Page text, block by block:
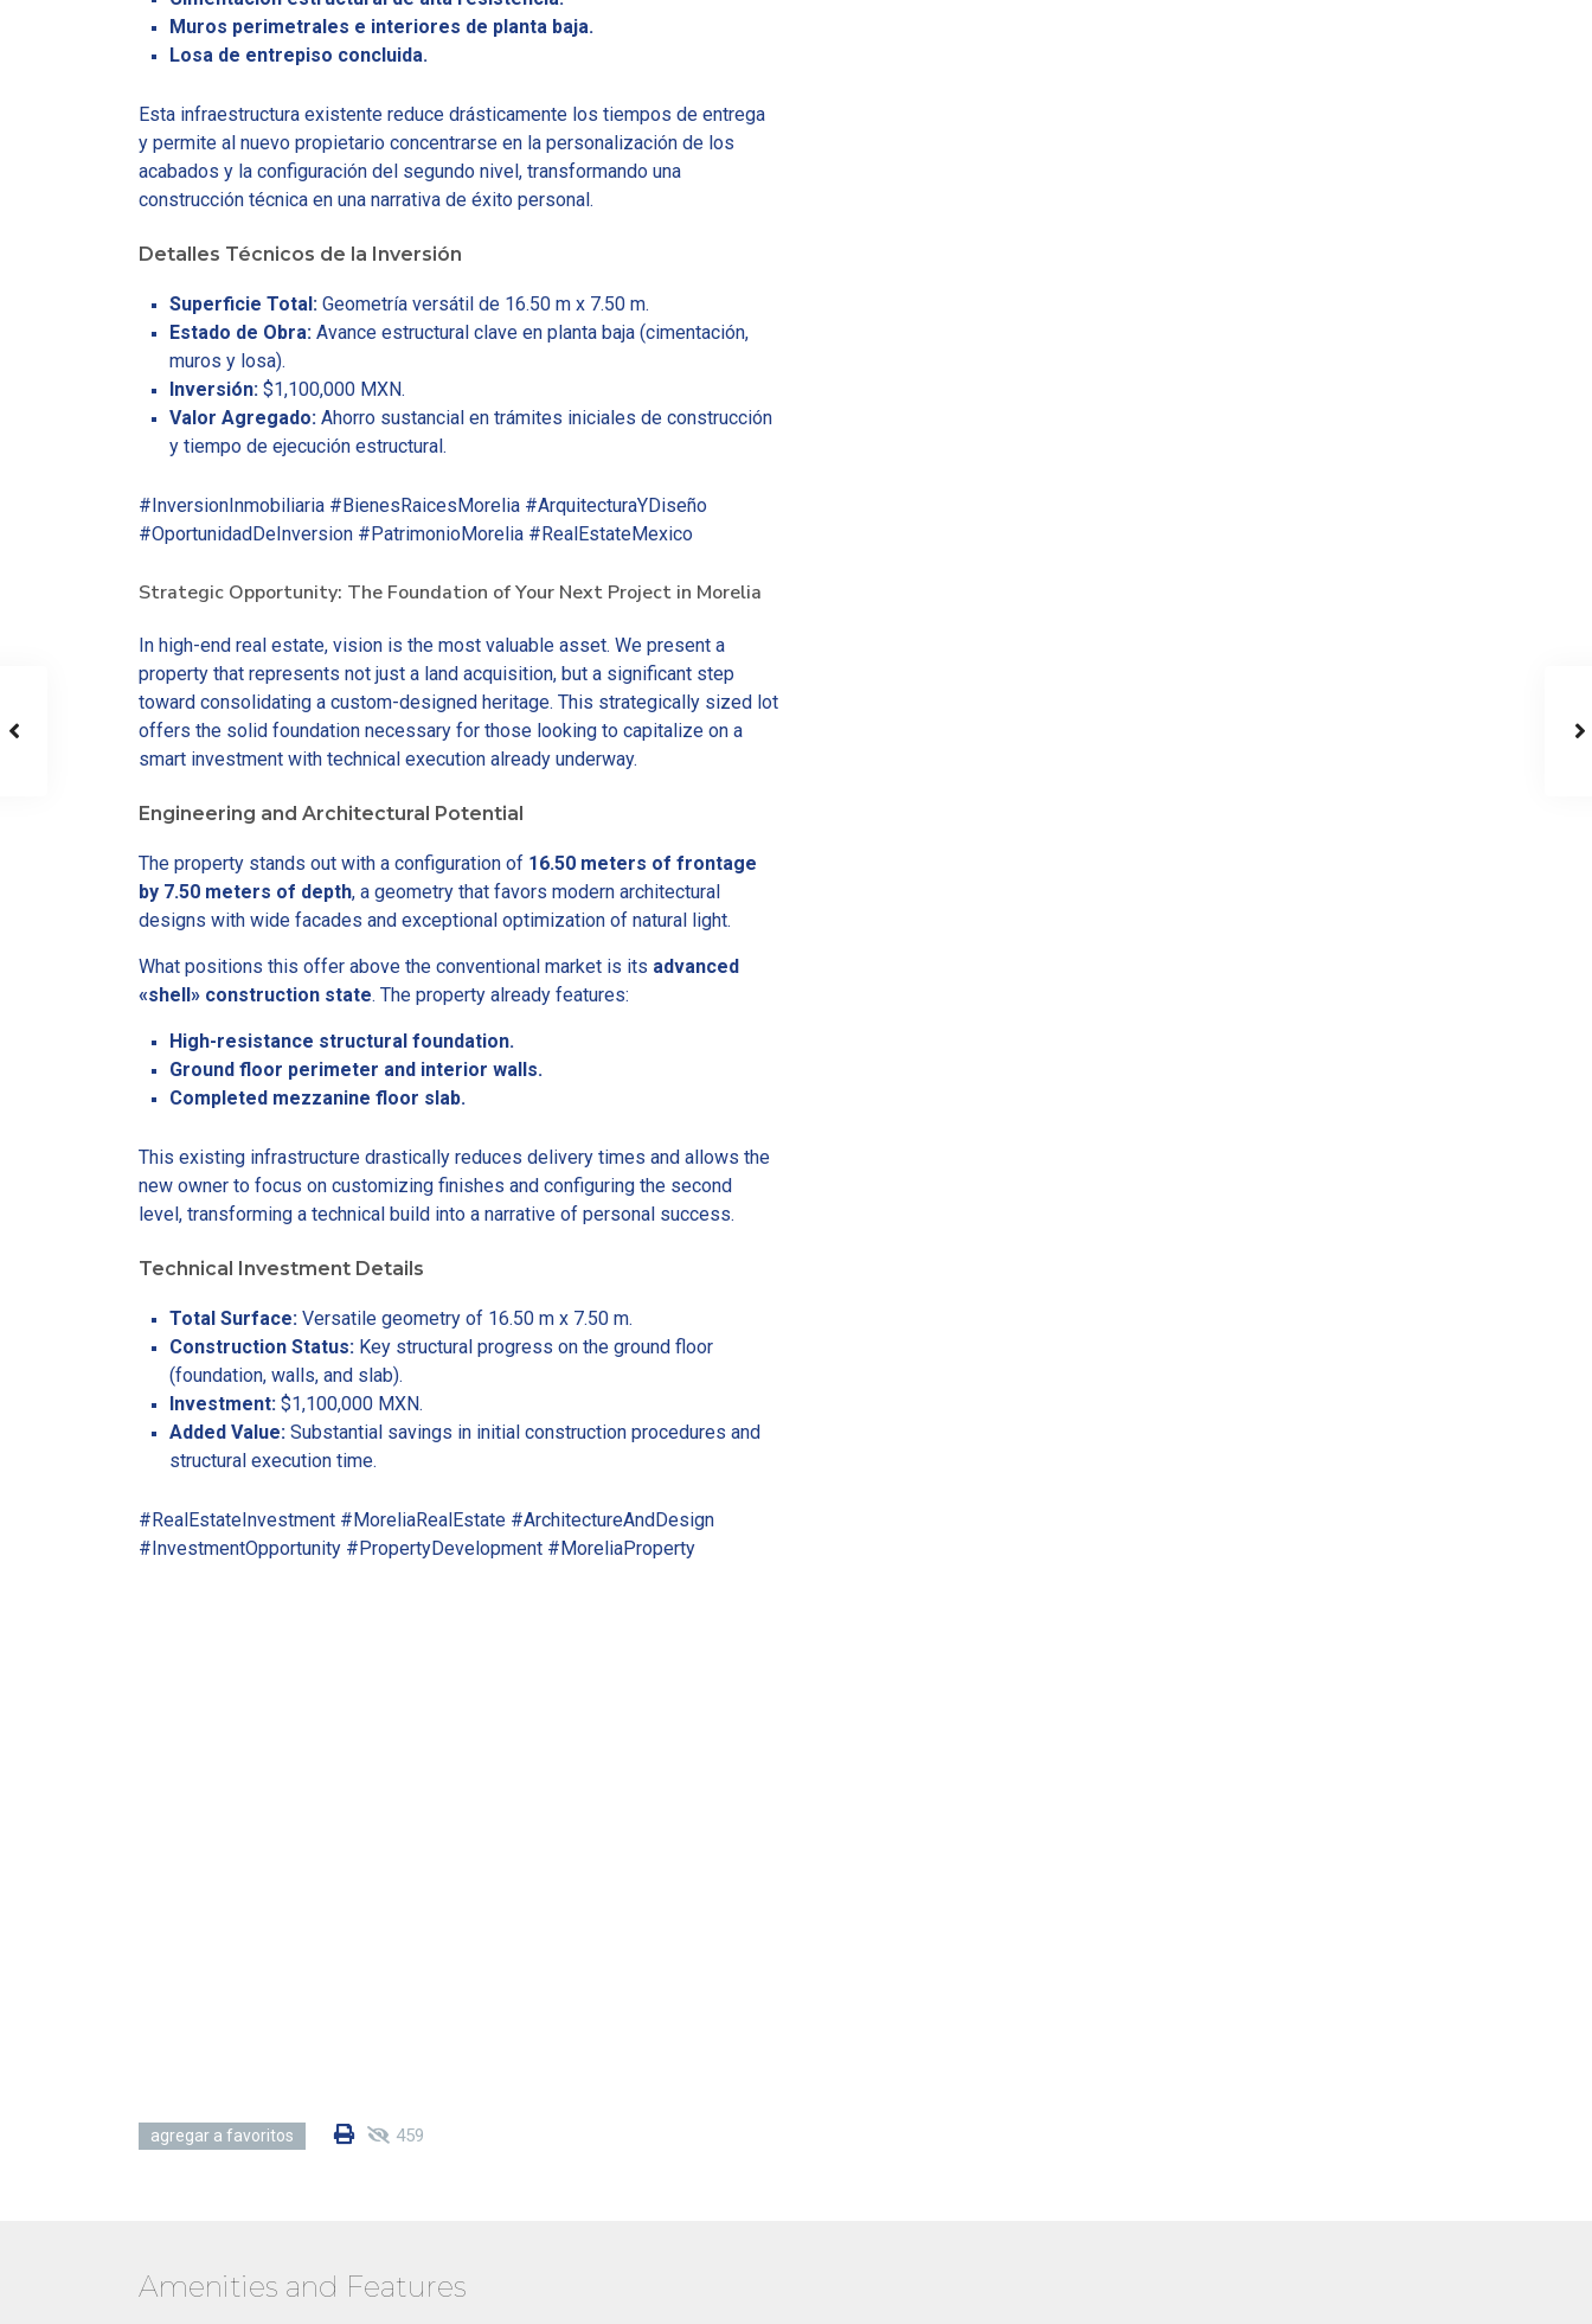
Muros perimetrales e interiores de planta baja.
Losa de entrepiso concluida.
Esta infraestructura existente reduce drásticamente los tiempos de entrega
y permite al nuevo propietario concentrarse en la personalización de los
acabados y la configuración del segundo nivel, transformando una
construcción técnica en una narrativa de éxito personal.
Detalles Técnicos de la Inversión
Superficie Total: Geometría versátil de 16.50 m x 7.50 m.
Estado de Obra: Avance estructural clave en planta baja (cimentación,
muros y losa).
Inversión: $1,100,000 MXN.
Valor Agregado: Ahorro sustancial en trámites iniciales de construcción
y tiempo de ejecución estructural.
#InversionInmobiliaria #BienesRaicesMorelia #ArquitecturaYDiseño
#OportunidadDeInversion #PatrimonioMorelia #RealEstateMexico
Strategic Opportunity: The Foundation of Your Next Project in Morelia
In high-end real estate, vision is the most valuable asset. We present a
property that represents not just a land acquisition, but a significant step
toward consolidating a custom-designed heritage. This strategically sized lot
offers the solid foundation necessary for those looking to capitalize on a
smart investment with technical execution already underway.
Engineering and Architectural Potential
The property stands out with a configuration of 16.50 meters of frontage
by 7.50 meters of depth, a geometry that favors modern architectural
designs with wide facades and exceptional optimization of natural light.
What positions this offer above the conventional market is its advanced
«shell» construction state. The property already features:
High-resistance structural foundation.
Ground floor perimeter and interior walls.
Completed mezzanine floor slab.
This existing infrastructure drastically reduces delivery times and allows the
new owner to focus on customizing finishes and configuring the second
level, transforming a technical build into a narrative of personal success.
Technical Investment Details
Total Surface: Versatile geometry of 16.50 m x 7.50 m.
Construction Status: Key structural progress on the ground floor
(foundation, walls, and slab).
Investment: $1,100,000 MXN.
Added Value: Substantial savings in initial construction procedures and
structural execution time.
#RealEstateInvestment #MoreliaRealEstate #ArchitectureAndDesign
#InvestmentOpportunity #PropertyDevelopment #MoreliaProperty
agregar a favoritos 459
Amenities and Features